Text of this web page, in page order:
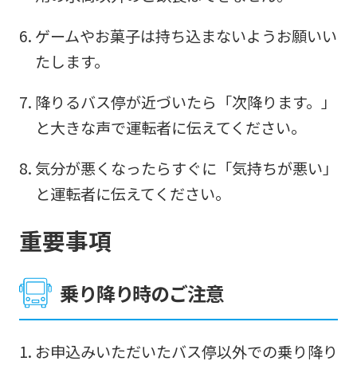
ゲームやお菓子は持ち込まないようお願いい
たします。
降りるバス停が近づいたら「次降ります。」
と大きな声で運転者に伝えてください。
気分が悪くなったらすぐに「気持ちが悪い」
と運転者に伝えてください。
重要事項
乗り降り時のご注意
お申込みいただいたバス停以外での乗り降り
translation
the
Japanese
of
this
translated
mechanically,
so